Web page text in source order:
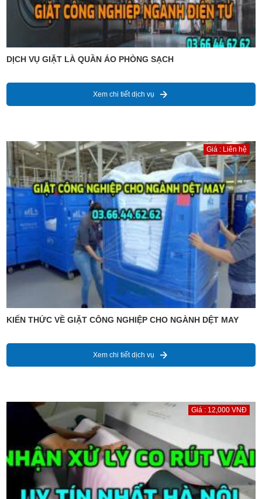
DỊCH VỤ GIẶT LÀ QUẦN ÁO PHÒNG SẠCH
Xem chi tiết dịch vụ
Giá : Liên hệ
KIẾN THỨC VỀ GIẶT CÔNG NGHIỆP CHO NGÀNH DỆT MAY
Xem chi tiết dịch vụ
Giá : 12,000 VNĐ